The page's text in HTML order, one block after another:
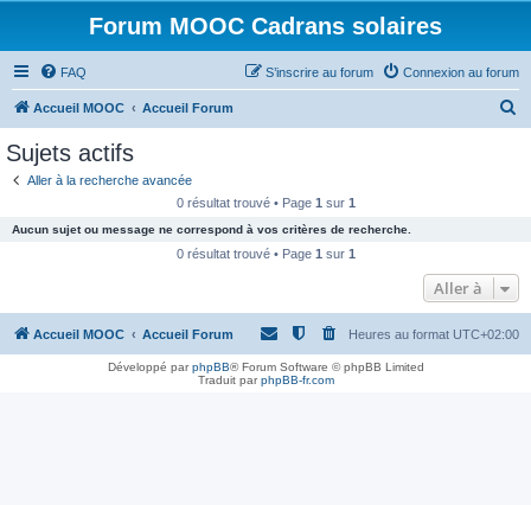
Forum MOOC Cadrans solaires
FAQ Connexion au forum
S’inscrire au forum
Accueil MOOC Accueil Forum
c
e
Sujets actifs
Aller à la recherche avancée
0 résultat trouvé • Page 1 sur 1
Aucun sujet ou message ne correspond à vos critères de recherche.
0 résultat trouvé • Page 1 sur 1
Aller à
Accueil MOOC Accueil Forum Heures au format UTC+02:00
Développé parphpBB® Forum Software © phpBB Limited
Traduit parphpBB-fr.com